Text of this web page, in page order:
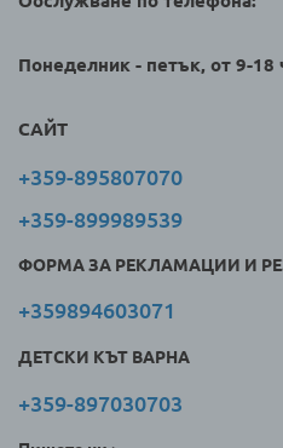
Понеделник - петък, от 9-18
САЙТ
+359-895807070
+359-899989539
ФОРМА ЗА РЕКЛАМАЦИИ И
+359894603071
ДЕТСКИ КЪТ ВАРНА
+359-897030703